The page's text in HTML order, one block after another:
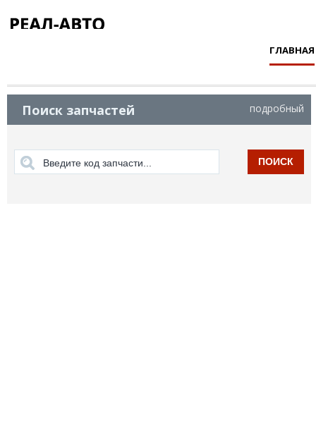
ГЛАВНАЯ
Поиск запчастей подробный
ПОИСК